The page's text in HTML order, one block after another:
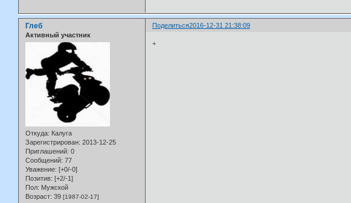
Поделиться2016-12-31 21:38:09
Глеб
Активный участник
Откуда: Калуга
Зарегистрирован: 2013-12-25
Приглашений: 0
Сообщений: 77
Уважение: [+0/-0]
Позитив: [+2/-1]
Пол: Мужской
Возраст: 39 [1987-02-17]
+